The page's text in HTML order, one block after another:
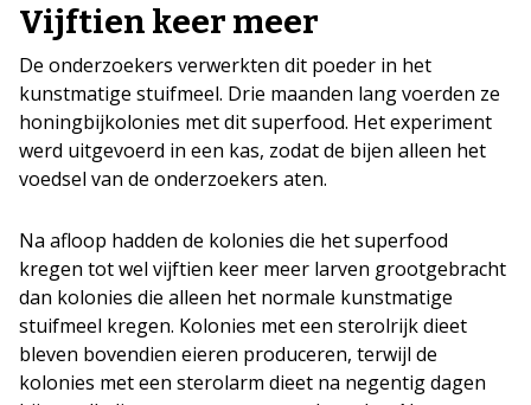
Vijftien keer meer
De onderzoekers verwerkten dit poeder in het
kunstmatige stuifmeel. Drie maanden lang voerden ze
honingbijkolonies met dit superfood. Het experiment
werd uitgevoerd in een kas, zodat de bijen alleen het
voedsel van de onderzoekers aten.
Na afloop hadden de kolonies die het superfood
kregen tot wel vijftien keer meer larven grootgebracht
dan kolonies die alleen het normale kunstmatige
stuifmeel kregen. Kolonies met een sterolrijk dieet
bleven bovendien eieren produceren, terwijl de
kolonies met een sterolarm dieet na negentig dagen